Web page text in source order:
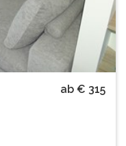
ab € 315